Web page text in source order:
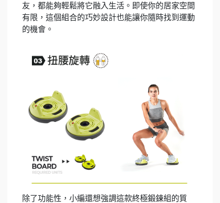
友，都能夠輕鬆將它融入生活。即使你的居家空間
有限，這個組合的巧妙設計也能讓你隨時找到運動
的機會。
除了功能性，小編還想強調這款終極鍛鍊組的質